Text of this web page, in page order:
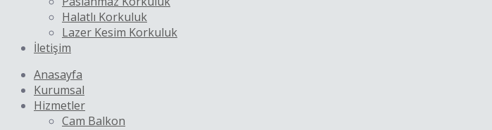
Halatlı Korkuluk
Lazer Kesim Korkuluk
İletişim
Anasayfa
Kurumsal
Hizmetler
Cam Balkon